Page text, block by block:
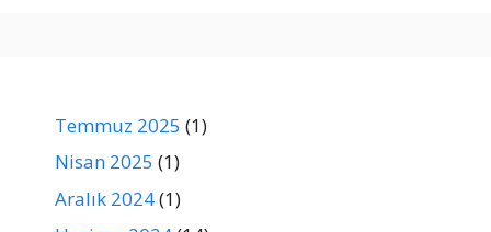
Temmuz 2025 (1)
Nisan 2025 (1)
Aralık 2024(1)